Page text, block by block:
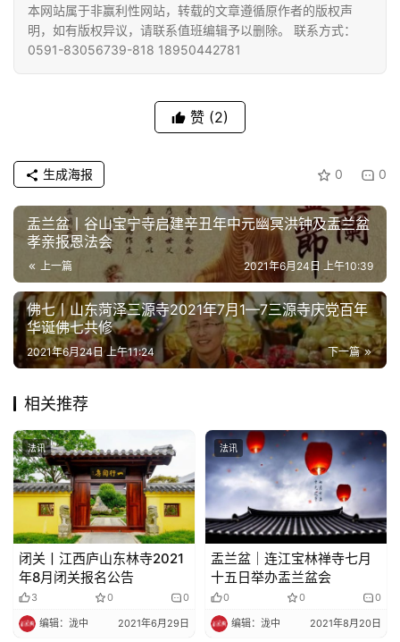
本网站属于非赢利性网站，转载的文章遵循原作者的版权声
明，如有版权异议，请联系值班编辑予以删除。 联系方式：
0591-83056739-818 18950442781
赞 (2)
0 0
生成海报
盂兰盆丨谷山宝宁寺启建辛丑年中元幽冥洪钟及盂兰盆
孝亲报恩法会
上一篇 2021年6月24日 上午10:39
佛七丨山东菏泽三源寺2021年7月1—7三源寺庆党百年
华诞佛七共修
下一篇
2021年6月24日 上午11:24
相关推荐
法讯
闭关丨江西庐山东林寺2021
年8月闭关报名公告
3 0 0
编辑：泷中 2021年6月29日
法讯
盂兰盆｜连江宝林禅寺七月
十五日举办盂兰盆会
0 0 0
编辑：泷中 2021年8月20日